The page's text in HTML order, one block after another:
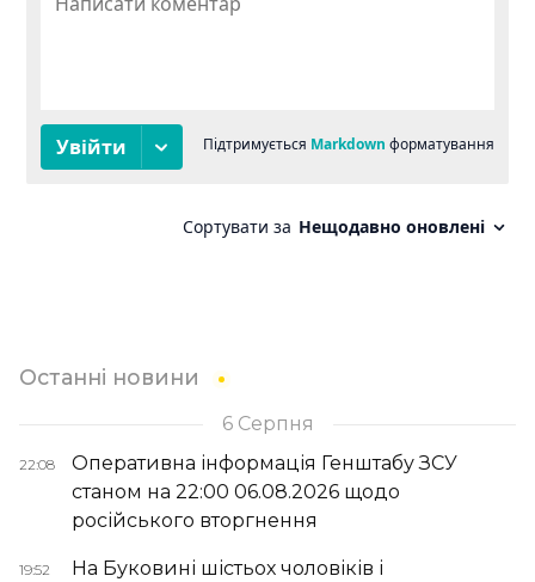
Останні новини
6 Серпня
22:08
Оперативна інформація Генштабу ЗСУ
станом на 22:00 06.08.2026 щодо
російського вторгнення
19:52
На Буковині шістьох чоловіків і